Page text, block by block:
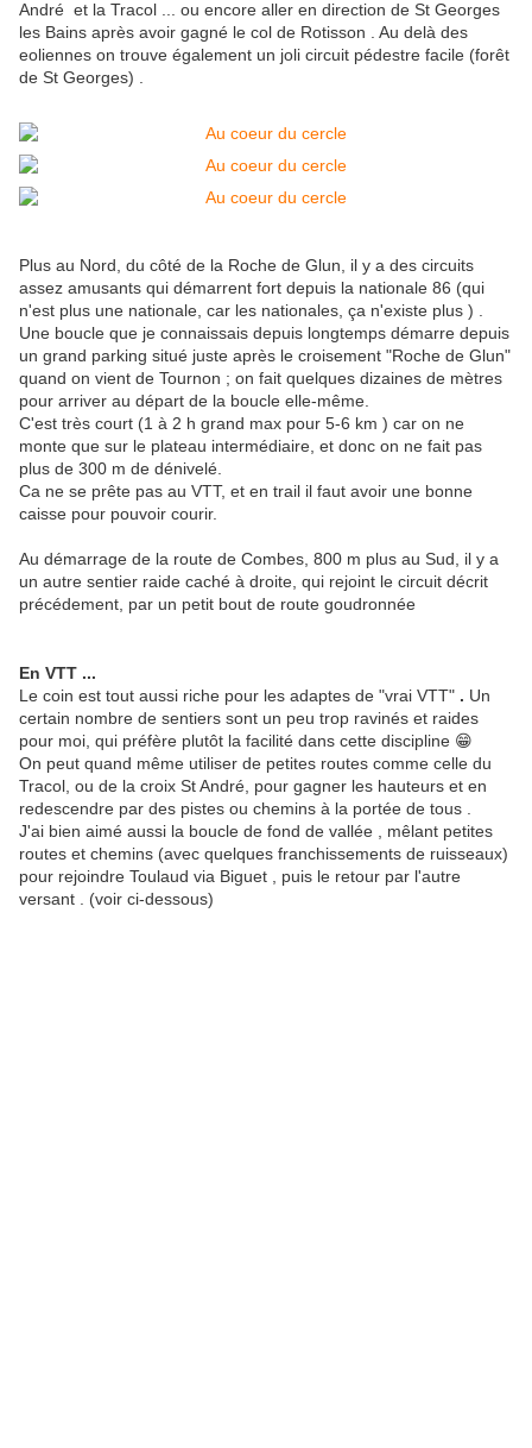
André et la Tracol ... ou encore aller en direction de St Georges
les Bains après avoir gagné le col de Rotisson . Au delà des
eoliennes on trouve également un joli circuit pédestre facile (forêt
de St Georges) .
Plus au Nord, du côté de la Roche de Glun, il y a des circuits
assez amusants qui démarrent fort depuis la nationale 86 (qui
n'est plus une nationale, car les nationales, ça n'existe plus ) .
Une boucle que je connaissais depuis longtemps démarre depuis
un grand parking situé juste après le croisement "Roche de Glun"
quand on vient de Tournon ; on fait quelques dizaines de mètres
pour arriver au départ de la boucle elle-même.
C'est très court (1 à 2 h grand max pour 5-6 km ) car on ne
monte que sur le plateau intermédiaire, et donc on ne fait pas
plus de 300 m de dénivelé.
Ca ne se prête pas au VTT, et en trail il faut avoir une bonne
caisse pour pouvoir courir.
Au démarrage de la route de Combes, 800 m plus au Sud, il y a
un autre sentier raide caché à droite, qui rejoint le circuit décrit
précédement, par un petit bout de route goudronnée
En VTT ...
Le coin est tout aussi riche pour les adaptes de "vrai VTT" . Un
certain nombre de sentiers sont un peu trop ravinés et raides
pour moi, qui préfère plutôt la facilité dans cette discipline 😁
On peut quand même utiliser de petites routes comme celle du
Tracol, ou de la croix St André, pour gagner les hauteurs et en
redescendre par des pistes ou chemins à la portée de tous .
J'ai bien aimé aussi la boucle de fond de vallée , mêlant petites
routes et chemins (avec quelques franchissements de ruisseaux)
pour rejoindre Toulaud via Biguet , puis le retour par l'autre
versant . (voir ci-dessous)